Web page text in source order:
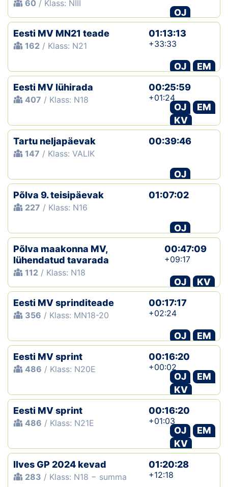
60 / Klass: NIII
OJ
Eesti MV MN21 teade
162 / Klass: N21
01:13:13
+33:33
OJ
EM
Eesti MV lühirada
407 / Klass: N18
00:25:59
+01:24
OJ
EM
KV
Tartu neljapäevak
147 / Klass: VALIK
00:39:46
OJ
Põlva 9. teisipäevak
227 / Klass: N16
01:07:02
OJ
Põlva maakonna MV,
lühendatud tavarada
112 / Klass: N18
00:47:09
+09:17
OJ
KV
Eesti MV sprinditeade
356 / Klass: MN18-20
00:17:17
+02:24
OJ
EM
Eesti MV sprint
486 / Klass: N20E
00:16:20
+00:02
OJ
EM
KV
Eesti MV sprint
486 / Klass: N21E
00:16:20
+01:03
OJ
EM
KV
Ilves GP 2024 kevad
283 / Klass: N18 − summa
01:20:28
+12:18